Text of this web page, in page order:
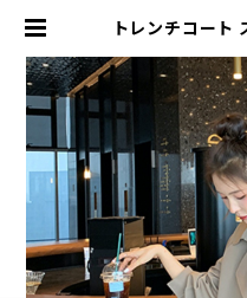
トレンチコート
入荷勢揃い！